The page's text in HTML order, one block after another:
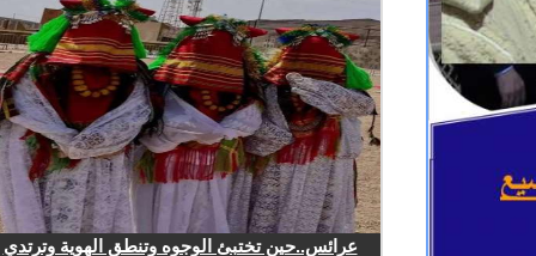
عرائس..حين تختبئ الوجوه وتنطق الهوية وترتدي